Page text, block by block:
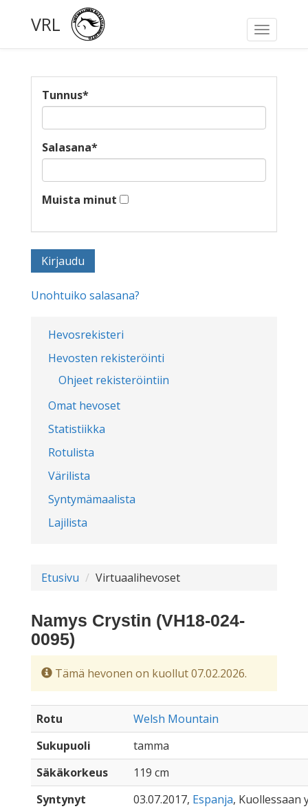
Toggle
VRL
Hevosrekisteri
Hevosten rekisteröinti
Ohjeet rekisteröintiin
Omat hevoset
Statistiikka
Rotulista
Värilista
Syntymämaalista
Lajilista
Tunnus*
Salasana*
Muista minut
Unohtuiko salasana?
Etusivu Virtuaalihevoset
Namys Crystin (VH18-024-
0095)
Tämä hevonen on kuollut 07.02.2026.
Rotu
Welsh Mountain
Sukupuoli
tamma
Säkäkorkeus
119 cm
Syntynyt
03.07.2017, Espanja, Kuollessaan